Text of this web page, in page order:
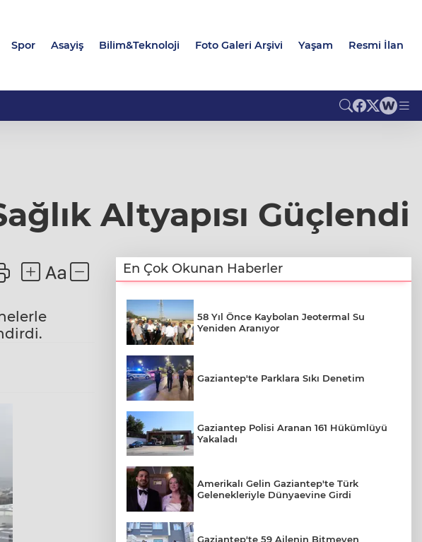
Spor Asayiş Bilim&Teknoloji Foto Galeri Arşivi Yaşam Resmi İlan
Altyapısı Güçlendi
En Çok Okunan Haberler
58 Yıl Önce Kaybolan Jeotermal Su
Yeniden Aranıyor
Gaziantep'te Parklara Sıkı Denetim
Gaziantep Polisi Aranan 161 Hükümlüyü
Yakaladı
Amerikalı Gelin Gaziantep'te Türk
Gelenekleriyle Dünyaevine Girdi
Gaziantep'te 59 Ailenin Bitmeyen